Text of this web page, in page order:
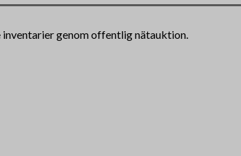
genom offentlig nätauktion.